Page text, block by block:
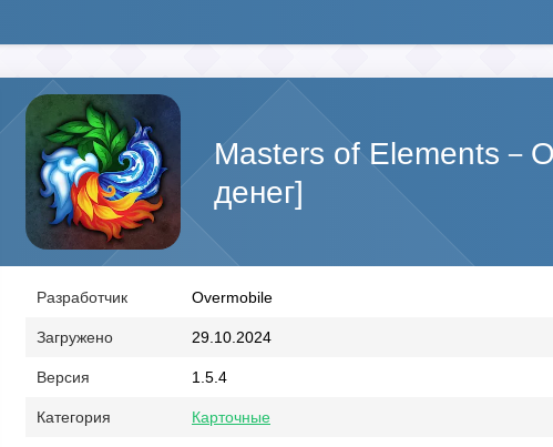
Masters of Elements－
денег]
Разработчик Overmobile
Загружено 29.10.2024
Версия 1.5.4
Категория Карточные